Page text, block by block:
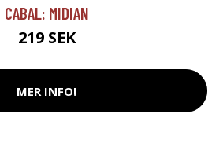
CABAL: MIDIAN
219 SEK
MER INFO!